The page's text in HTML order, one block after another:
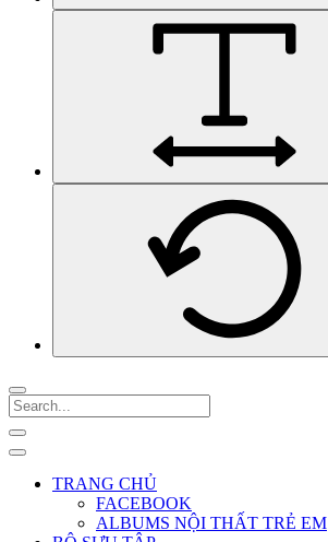
TRANG CHỦ
FACEBOOK
ALBUMS NỘI THẤT TRẺ EM